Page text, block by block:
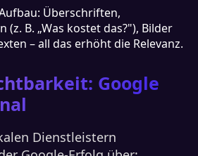
Überschriften,
(z. B. „Was kostet das?"), Bilder
– all das erhöht die Relevanz.
Google
Dienstleistern